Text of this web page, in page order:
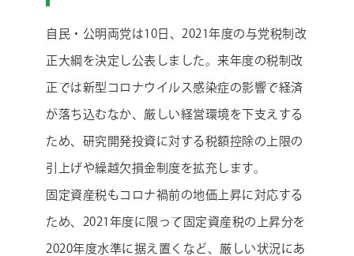
自民・公明両党は10日、2021年度の与党税制改
正大綱を決定し公表しました。来年度の税制改
正では新型コロナウイルス感染症の影響で経済
が落ち込むなか、厳しい経営環境を下支えする
ため、研究開発投資に対する税額控除の上限の
引上げや繰越欠損金制度を拡充します。
固定資産税もコロナ禍前の地価上昇に対応する
ため、2021年度に限って固定資産税の上昇分を
2020年度水準に据え置くなど、厳しい状況にあ